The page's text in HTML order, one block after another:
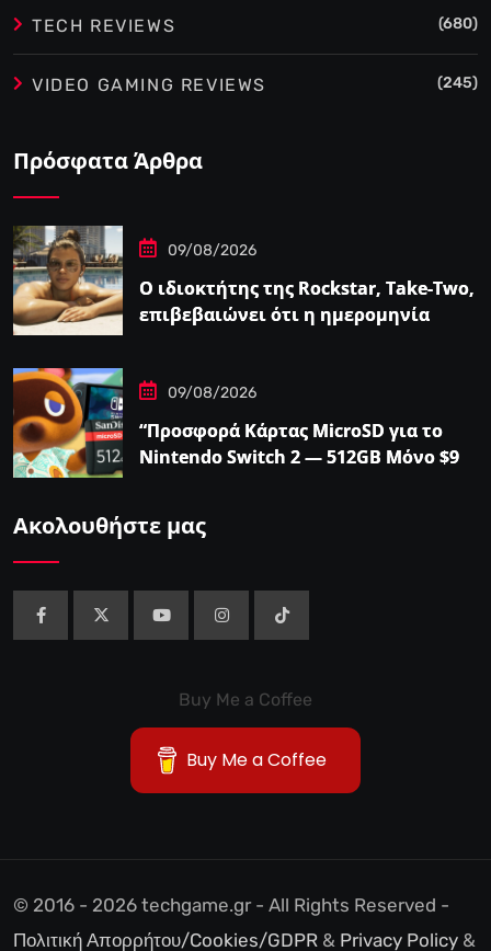
TECH REVIEWS (680)
VIDEO GAMING REVIEWS (245)
Πρόσφατα Άρθρα
09/08/2026
Ο ιδιοκτήτης της Rockstar, Take-Two,
επιβεβαιώνει ότι η ημερομηνία
09/08/2026
“Προσφορά Κάρτας MicroSD για το
Nintendo Switch 2 — 512GB Μόνο $98
Ακολουθήστε μας
Buy Me a Coffee
Buy Me a Coffee
© 2016 - 2026 techgame.gr - All Rights Reserved -
Πολιτική Απορρήτου/Cookies/GDPR & Privacy Policy &